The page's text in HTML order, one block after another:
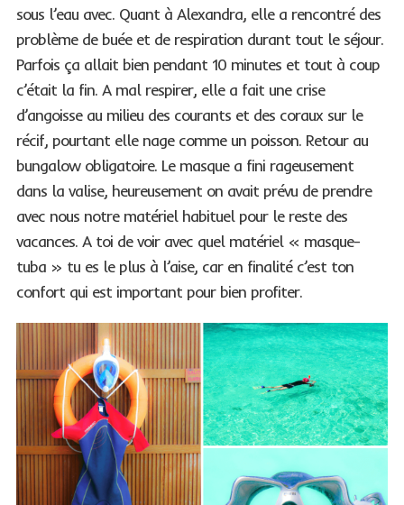
sous l’eau avec. Quant à Alexandra, elle a rencontré des
problème de buée et de respiration durant tout le séjour.
Parfois ça allait bien pendant 10 minutes et tout à coup
c’était la fin. A mal respirer, elle a fait une crise
d’angoisse au milieu des courants et des coraux sur le
récif, pourtant elle nage comme un poisson. Retour au
bungalow obligatoire. Le masque a fini rageusement
dans la valise, heureusement on avait prévu de prendre
avec nous notre matériel habituel pour le reste des
vacances. A toi de voir avec quel matériel « masque-
tuba » tu es le plus à l’aise, car en finalité c’est ton
confort qui est important pour bien profiter.